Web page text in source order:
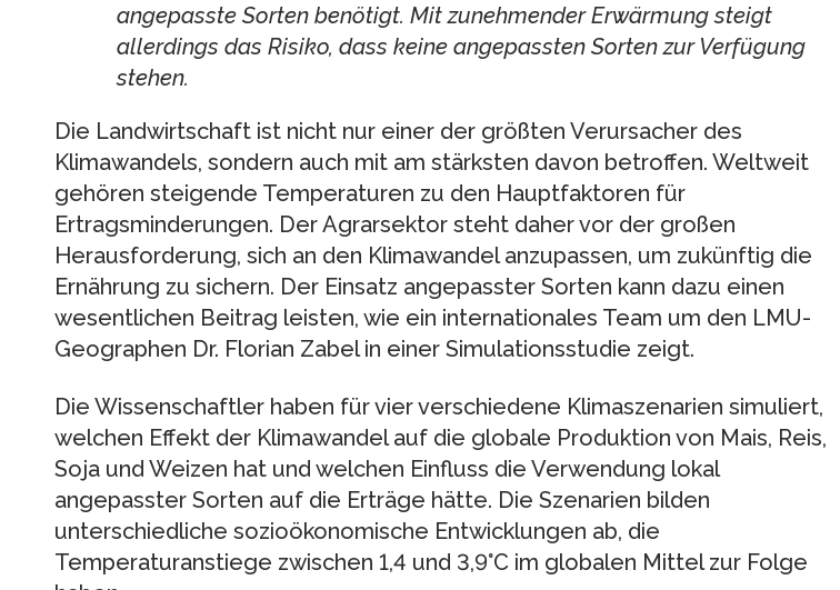
angepasste Sorten benötigt. Mit zunehmender Erwärmung steigt
allerdings das Risiko, dass keine angepassten Sorten zur Verfügung
stehen.
Die Landwirtschaft ist nicht nur einer der größten Verursacher des
Klimawandels, sondern auch mit am stärksten davon betroffen. Weltweit
gehören steigende Temperaturen zu den Hauptfaktoren für
Ertragsminderungen. Der Agrarsektor steht daher vor der großen
Herausforderung, sich an den Klimawandel anzupassen, um zukünftig die
Ernährung zu sichern. Der Einsatz angepasster Sorten kann dazu einen
wesentlichen Beitrag leisten, wie ein internationales Team um den LMU-
Geographen Dr. Florian Zabel in einer Simulationsstudie zeigt.
Die Wissenschaftler haben für vier verschiedene Klimaszenarien simuliert,
welchen Effekt der Klimawandel auf die globale Produktion von Mais, Reis,
Soja und Weizen hat und welchen Einfluss die Verwendung lokal
angepasster Sorten auf die Erträge hätte. Die Szenarien bilden
unterschiedliche sozioökonomische Entwicklungen ab, die
Temperaturanstiege zwischen 1,4 und 3,9°C im globalen Mittel zur Folge